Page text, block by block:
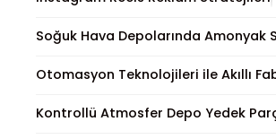
Soğuk Hava Depolarında Amonyak
Otomasyon Teknolojileri ile Akıllı
Kontrollü Atmosfer Depo Yedek